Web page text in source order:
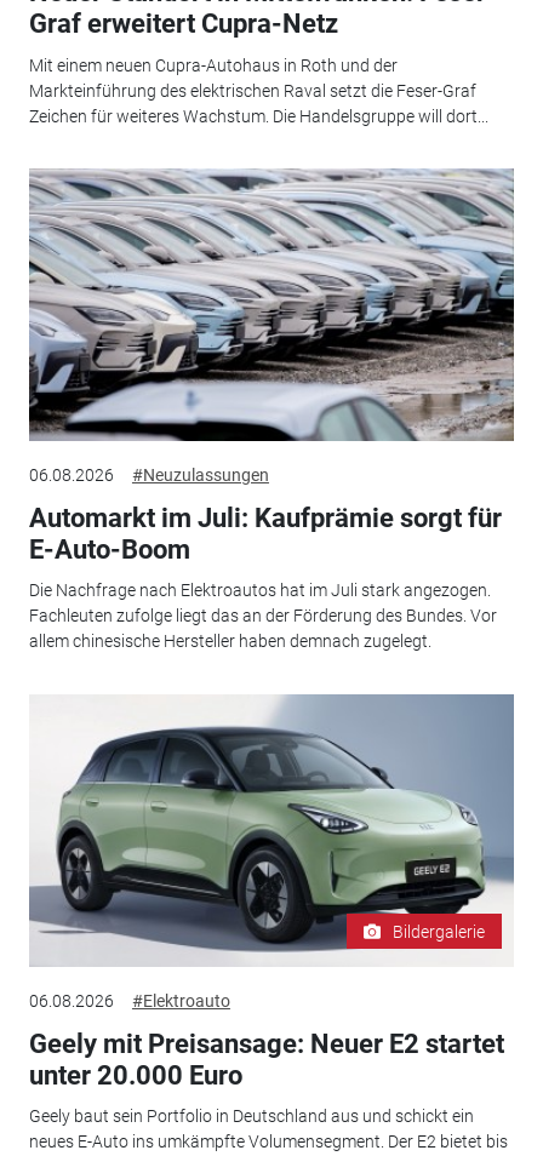
Graf erweitert Cupra-Netz
Mit einem neuen Cupra-Autohaus in Roth und der
Markteinführung des elektrischen Raval setzt die Feser-Graf
Zeichen für weiteres Wachstum. Die Handelsgruppe will dort...
06.08.2026 #Neuzulassungen
Automarkt im Juli: Kaufprämie sorgt für
E-Auto-Boom
Die Nachfrage nach Elektroautos hat im Juli stark angezogen.
Fachleuten zufolge liegt das an der Förderung des Bundes. Vor
allem chinesische Hersteller haben demnach zugelegt.
Bildergalerie
06.08.2026 #Elektroauto
Geely mit Preisansage: Neuer E2 startet
unter 20.000 Euro
Geely baut sein Portfolio in Deutschland aus und schickt ein
neues E-Auto ins umkämpfte Volumensegment. Der E2 bietet bis